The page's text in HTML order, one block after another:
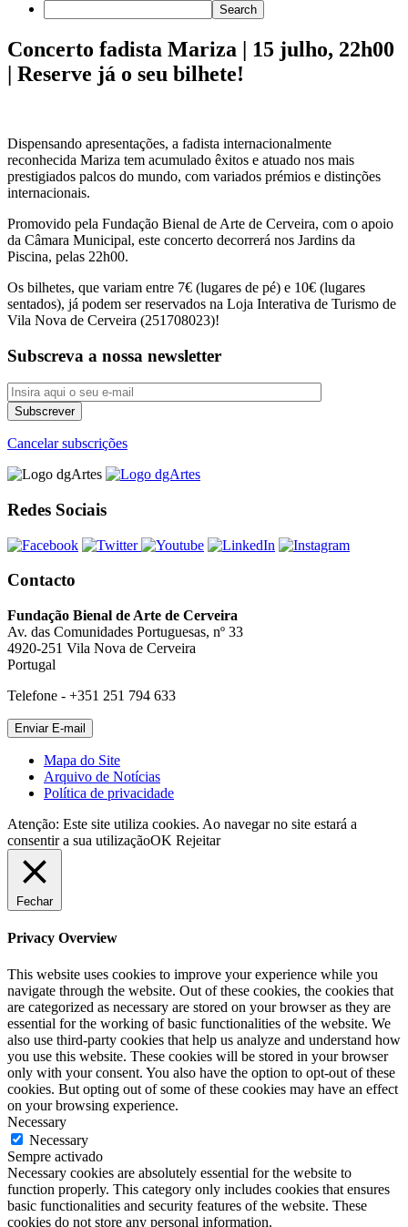
Concerto fadista Mariza | 15 julho, 22h00
| Reserve já o seu bilhete!
Dispensando apresentações, a fadista internacionalmente
reconhecida Mariza tem acumulado êxitos e atuado nos mais
prestigiados palcos do mundo, com variados prémios e distinções
internacionais.
Promovido pela Fundação Bienal de Arte de Cerveira, com o apoio
da Câmara Municipal, este concerto decorrerá nos Jardins da
Piscina, pelas 22h00.
Os bilhetes, que variam entre 7€ (lugares de pé) e 10€ (lugares
sentados), já podem ser reservados na Loja Interativa de Turismo de
Vila Nova de Cerveira (251708023)!
Subscreva a nossa newsletter
Cancelar subscrições
Redes Sociais
Contacto
Fundação Bienal de Arte de Cerveira
Av. das Comunidades Portuguesas, nº 33
4920-251 Vila Nova de Cerveira
Portugal
Telefone - +351 251 794 633
Mapa do Site
Arquivo de Notícias
Política de privacidade
Atenção: Este site utiliza cookies. Ao navegar no site estará a
consentir a sua utilizaçãoOK Rejeitar
Fechar
Privacy Overview
This website uses cookies to improve your experience while you
navigate through the website. Out of these cookies, the cookies that
are categorized as necessary are stored on your browser as they are
essential for the working of basic functionalities of the website. We
also use third-party cookies that help us analyze and understand how
you use this website. These cookies will be stored in your browser
only with your consent. You also have the option to opt-out of these
cookies. But opting out of some of these cookies may have an effect
on your browsing experience.
Necessary
Necessary
Sempre activado
Necessary cookies are absolutely essential for the website to
function properly. This category only includes cookies that ensures
basic functionalities and security features of the website. These
cookies do not store any personal information.